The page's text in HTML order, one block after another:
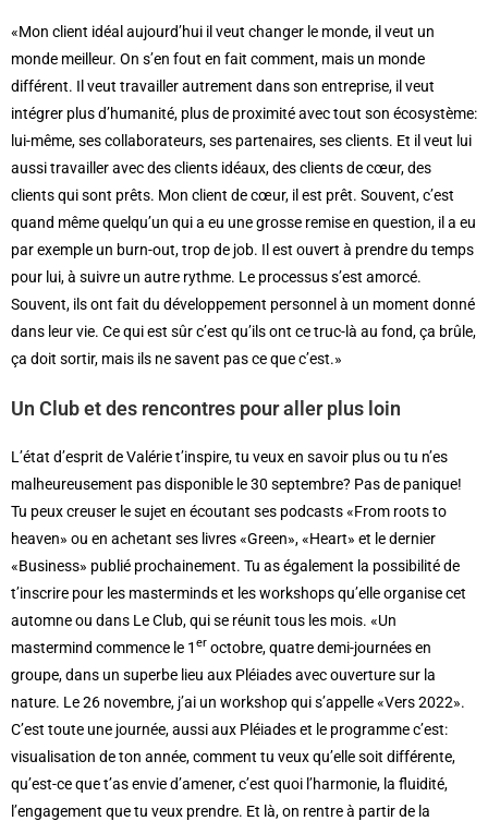
«Mon client idéal aujourd’hui il veut changer le monde, il veut un
monde meilleur. On s’en fout en fait comment, mais un monde
différent. Il veut travailler autrement dans son entreprise, il veut
intégrer plus d’humanité, plus de proximité avec tout son écosystème:
lui-même, ses collaborateurs, ses partenaires, ses clients. Et il veut lui
aussi travailler avec des clients idéaux, des clients de cœur, des
clients qui sont prêts. Mon client de cœur, il est prêt. Souvent, c’est
quand même quelqu’un qui a eu une grosse remise en question, il a eu
par exemple un burn-out, trop de job. Il est ouvert à prendre du temps
pour lui, à suivre un autre rythme. Le processus s’est amorcé.
Souvent, ils ont fait du développement personnel à un moment donné
dans leur vie. Ce qui est sûr c’est qu’ils ont ce truc-là au fond, ça brûle,
ça doit sortir, mais ils ne savent pas ce que c’est.»
Un Club et des rencontres pour aller plus loin
L’état d’esprit de Valérie t’inspire, tu veux en savoir plus ou tu n’es
malheureusement pas disponible le 30 septembre? Pas de panique!
Tu peux creuser le sujet en écoutant ses podcasts «From roots to
heaven» ou en achetant ses livres «Green», «Heart» et le dernier
«Business» publié prochainement. Tu as également la possibilité de
t’inscrire pour les masterminds et les workshops qu’elle organise cet
automne ou dans Le Club, qui se réunit tous les mois. «Un
mastermind commence le 1 er octobre, quatre demi-journées en
groupe, dans un superbe lieu aux Pléiades avec ouverture sur la
nature. Le 26 novembre, j’ai un workshop qui s’appelle «Vers 2022».
C’est toute une journée, aussi aux Pléiades et le programme c’est:
visualisation de ton année, comment tu veux qu’elle soit différente,
qu’est-ce que t’as envie d’amener, c’est quoi l’harmonie, la fluidité,
l’engagement que tu veux prendre. Et là, on rentre à partir de la